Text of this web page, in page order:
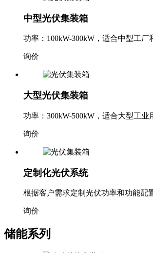
中型光伏集装箱
功率：100kW-300kW，适合中型工厂
询价
大型光伏集装箱
功率：300kW-500kW，适合大型工业
询价
定制化光伏系统
根据客户需求定制光伏功率和功能配
询价
储能系列